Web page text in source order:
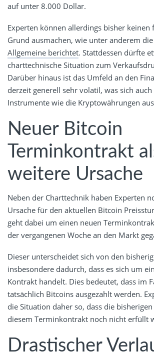
auf unter 8.000 Dollar.
Experten können allerdings bisher keinen
Grund ausmachen, wie unter anderem die
Allgemeine berichtet. Stattdessen dürfte
charttechnische Situation zum
Darüber hinaus ist das Umfeld an den
derzeit generell sehr volatil, was sich
Instrumente wie die Kryptowährungen
Neuer Bitcoin
Terminkontrakt
weitere Ursache
Neben der Charttechnik haben Experten
Ursache für den aktuellen Bitcoin
geht dabei um einen neuen
der vergangenen Woche an den Markt
Dieser unterscheidet sich von den
insbesondere dadurch, dass es sich um
Kontrakt handelt. Dies bedeutet, dass im
tatsächlich Bitcoins ausgezahlt werden.
die Situation daher so, dass die
diesem Terminkontrakt noch nicht erfüllt
Drastischer